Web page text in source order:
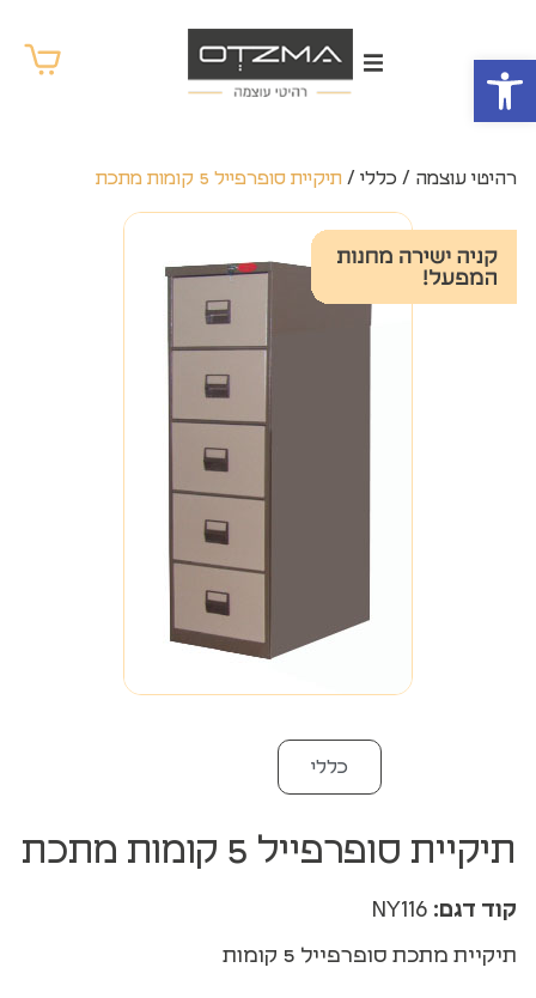
פתח סרגל נגישות
רהיטי עוצמה / כללי / תיקיית סופרפייל 5 קומות מתכת
כללי
תיקיית סופרפייל 5 קומות מתכת
קוד דגם:
תיקיית מתכת סופרפייל 5 קומות